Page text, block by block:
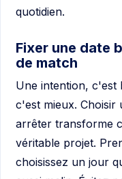
quotidien.
Fixer une date
de match
Une intention, c'est
c'est mieux. Choisir
arrêter transforme
véritable projet.
choisissez un jour